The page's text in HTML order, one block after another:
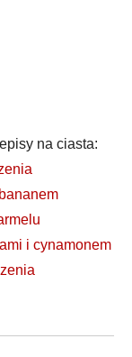
na ciasta:
i cynamonem